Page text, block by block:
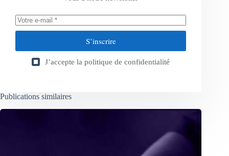
S’inscrire
J’accepte la politique de confidentialité
Publications similaires